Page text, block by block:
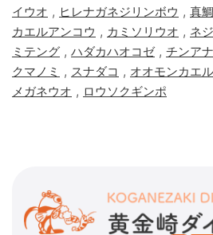
イウオ , ヒレナガネジリンボウ , 真
カエルアンコウ , カミソリウオ , ネ
ミテング , ハダカハオコゼ, チンア
クマノミ , スナダコ , オオモンカエ
メガネウオ , ロウソクギンポ